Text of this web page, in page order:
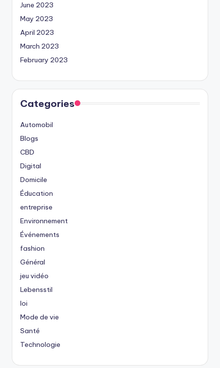
June 2023
May 2023
April 2023
March 2023
February 2023
Categories
Automobil
Blogs
CBD
Digital
Domicile
Éducation
entreprise
Environnement
Événements
fashion
Général
jeu vidéo
Lebensstil
loi
Mode de vie
Santé
Technologie